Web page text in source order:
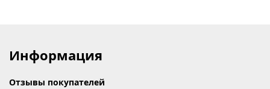
Информация
Отзывы покупателей